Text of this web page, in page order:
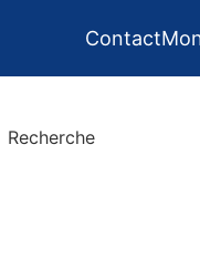
Contact
Recherche